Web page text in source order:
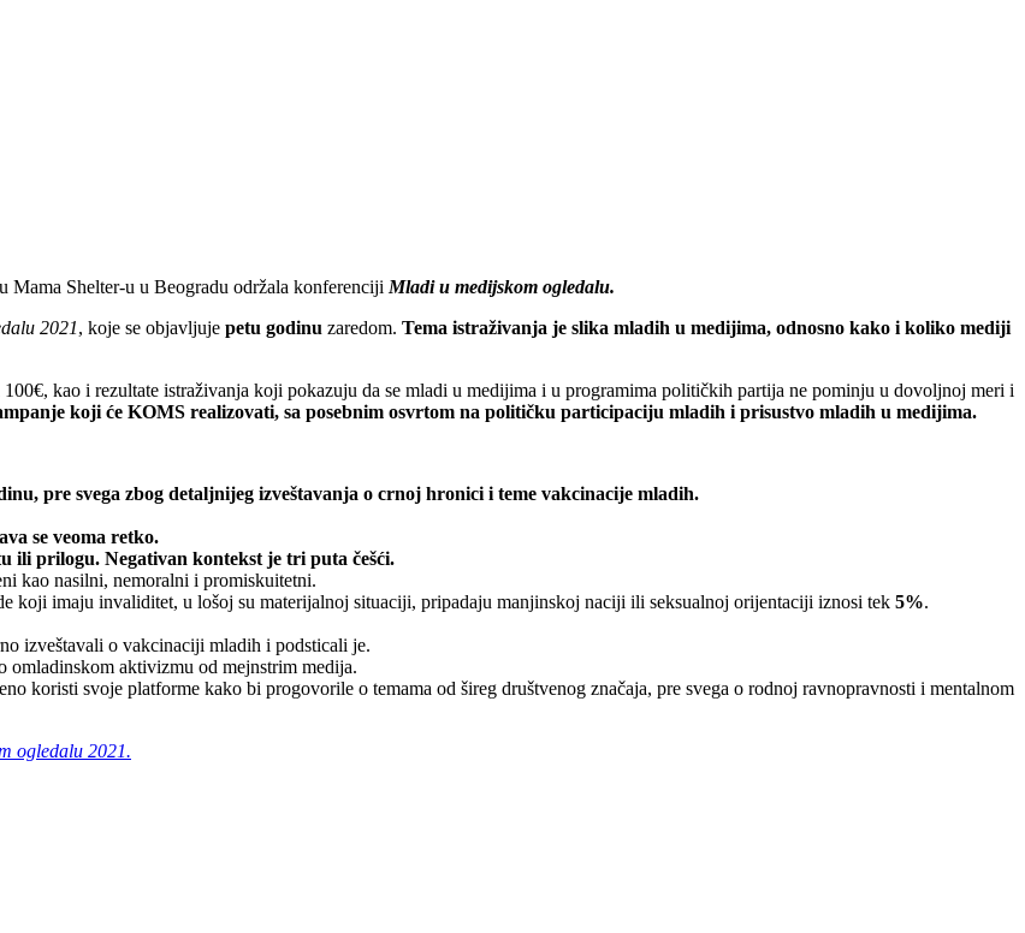
Mama Shelter-u u Beogradu održala konferenciji Mladi u medijskom ogledalu.
2021, koje se objavljuje petu godinu zaredom. Tema istraživanja je slika mladih u medijima, odnosno kako i koliko mediji
100€, kao i rezultate istraživanja koji pokazuju da se mladi u medijima i u programima političkih partija ne pominju u dovoljnoj meri i
koji će KOMS realizovati, sa posebnim osvrtom na političku participaciju mladih i prisustvo mladih u medijima.
pre svega zbog detaljnijeg izveštavanja o crnoj hronici i teme vakcinacije mladih.
se veoma retko.
ili prilogu. Negativan kontekst je tri puta češći.
kao nasilni, nemoralni i promiskuitetni.
koji imaju invaliditet, u lošoj su materijalnoj situaciji, pripadaju manjinskoj naciji ili seksualnoj orijentaciji iznosi tek 5%.
izveštavali o vakcinaciji mladih i podsticali je.
omladinskom aktivizmu od mejnstrim medija.
koristi svoje platforme kako bi progovorile o temama od šireg društvenog značaja, pre svega o rodnoj ravnopravnosti i mentalnom
ogledalu 2021.